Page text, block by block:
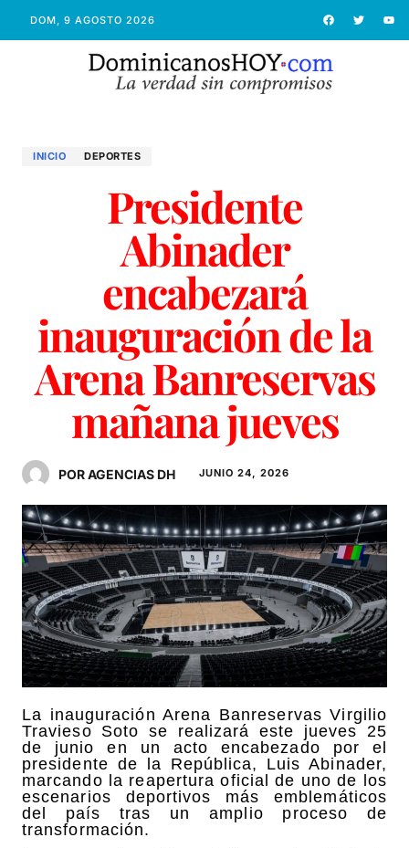
DOM, 9 AGOSTO 2026
INICIO DEPORTES
Presidente
Abinader
encabezará
inauguración de la
Arena Banreservas
mañana jueves
POR AGENCIAS DH JUNIO 24, 2026
La inauguración Arena Banreservas Virgilio
Travieso Soto se realizará este jueves 25
de junio en un acto encabezado por el
presidente de la República, Luis Abinader,
marcando la reapertura oficial de uno de los
escenarios deportivos más emblemáticos
del país tras un amplio proceso de
transformación.